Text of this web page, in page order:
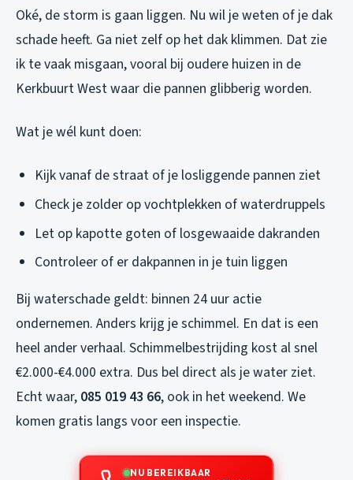
Oké, de storm is gaan liggen. Nu wil je weten of je dak
schade heeft. Ga niet zelf op het dak klimmen. Dat zie
ik te vaak misgaan, vooral bij oudere huizen in de
Kerkbuurt West waar die pannen glibberig worden.
Wat je wél kunt doen:
Kijk vanaf de straat of je losliggende pannen ziet
Check je zolder op vochtplekken of waterdruppels
Let op kapotte goten of losgewaaide dakranden
Controleer of er dakpannen in je tuin liggen
Bij waterschade geldt: binnen 24 uur actie
ondernemen. Anders krijg je schimmel. En dat is een
heel ander verhaal. Schimmelbestrijding kost al snel
€2.000-€4.000 extra. Dus bel direct als je water ziet.
Echt waar, 085 019 43 66, ook in het weekend. We
komen gratis langs voor een inspectie.
NU BEREIKBAAR